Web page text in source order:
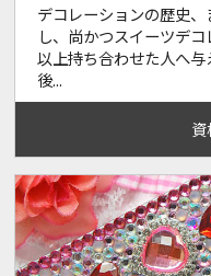
デコレーションの歴史
し、尚かつスイーツデ
以上持ち合わせた人へ
後...